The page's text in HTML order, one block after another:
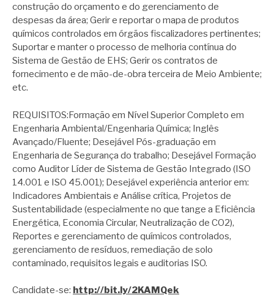
construção do orçamento e do gerenciamento de
despesas da área; Gerir e reportar o mapa de produtos
químicos controlados em órgãos fiscalizadores pertinentes;
Suportar e manter o processo de melhoria contínua do
Sistema de Gestão de EHS; Gerir os contratos de
fornecimento e de mão-de-obra terceira de Meio Ambiente;
etc.
REQUISITOS:Formação em Nível Superior Completo em
Engenharia Ambiental/Engenharia Química; Inglês
Avançado/Fluente; Desejável Pós-graduação em
Engenharia de Segurança do trabalho; Desejável Formação
como Auditor Líder de Sistema de Gestão Integrado (ISO
14.001 e ISO 45.001); Desejável experiência anterior em:
Indicadores Ambientais e Análise crítica, Projetos de
Sustentabilidade (especialmente no que tange a Eficiência
Energética, Economia Circular, Neutralização de CO2),
Reportes e gerenciamento de químicos controlados,
gerenciamento de resíduos, remediação de solo
contaminado, requisitos legais e auditorias ISO.
Candidate-se: http://bit.ly/2KAMQek